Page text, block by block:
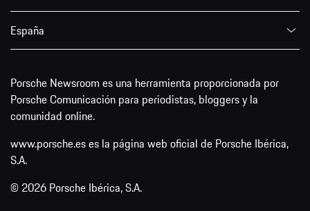
España
Porsche Newsroom es una herramienta proporcionada por
Porsche Comunicación para periodistas, bloggers y la
comunidad online.
www.porsche.es es la página web oficial de Porsche Ibérica,
S.A.
© 2026 Porsche Ibérica, S.A.